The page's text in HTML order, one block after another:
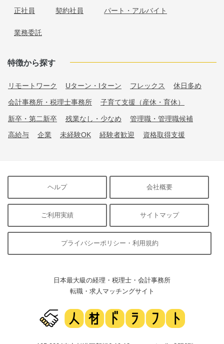
正社員 契約社員 パート・アルバイト
業務委託
特徴から探す
リモートワーク Uターン・Iターン フレックス 休日多め
会計事務所・税理士事務所 子育て支援（産休・育休）
新卒・第二新卒 残業なし・少なめ 管理職・管理職候補
高給与 企業 未経験OK 経験者歓迎 資格取得支援
ヘルプ 会社概要
ご利用実績 サイトマップ
プライバシーポリシー・利用規約
日本最大級の経理・税理士・会計事務所
転職・求人マッチングサイト